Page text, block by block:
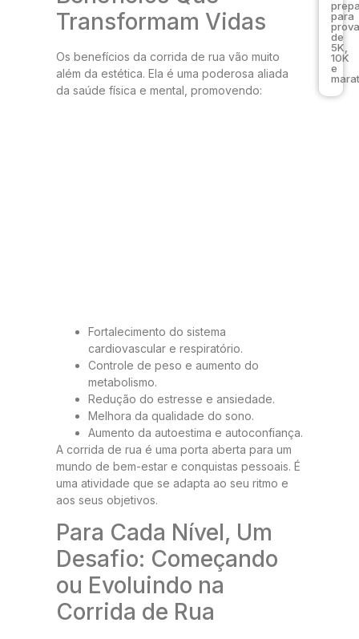
Transformam Vidas
Os benefícios da corrida de rua vão muito
além da estética. Ela é uma poderosa aliada
da saúde física e mental, promovendo:
Fortalecimento do sistema
cardiovascular e respiratório.
Controle de peso e aumento do
metabolismo.
Redução do estresse e ansiedade.
Melhora da qualidade do sono.
Aumento da autoestima e autoconfiança.
A corrida de rua é uma porta aberta para um
mundo de bem-estar e conquistas pessoais. É
uma atividade que se adapta ao seu ritmo e
aos seus objetivos.
Para Cada Nível, Um
Desafio: Começando
ou Evoluindo na
Corrida de Rua
para
de
5K,
10K
e